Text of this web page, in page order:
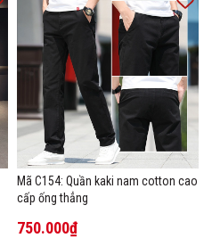
Mã C154: Quần kaki nam cotton cao
cấp ống thẳng
750.000₫